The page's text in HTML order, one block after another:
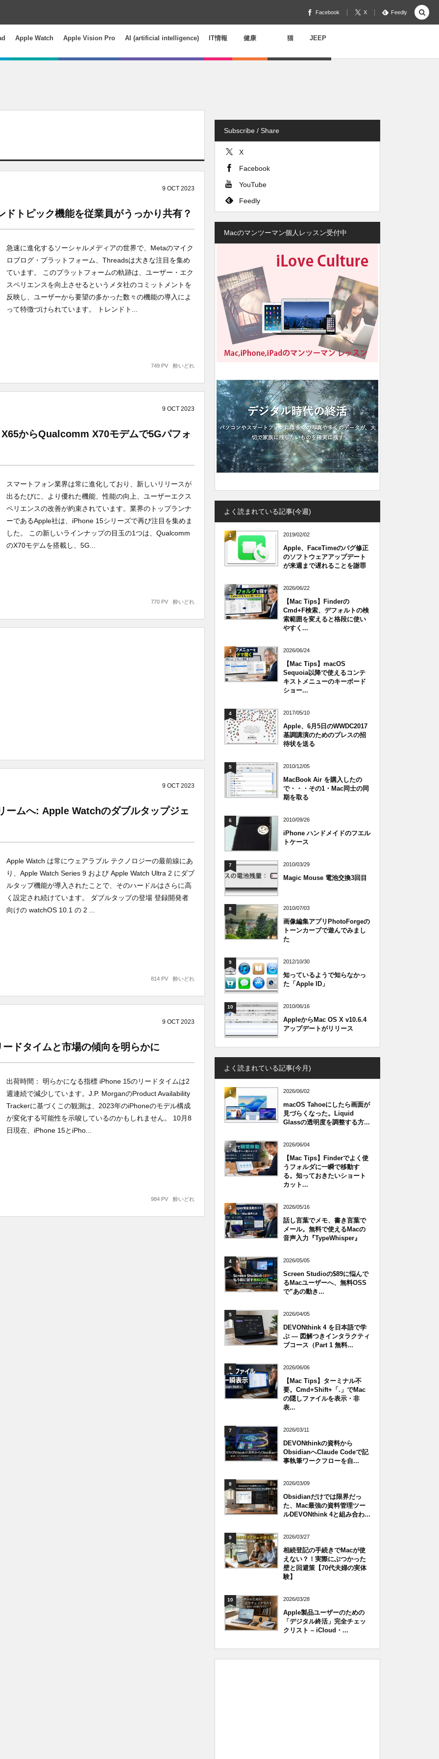
Facebook X Feedly
Apple Watch Apple Vision Pro AI (artificial intelligence) IT情報 健康 猫 JEEP
9 OCT 2023
トピック機能を従業員がうっかり共有？
急速に進化するソーシャルメディアの世界で、Metaのマイク
ロブログ・プラットフォーム、Threadsは大きな注目を集め
ています。 このプラットフォームの軌跡は、ユーザー・エク
スペリエンスを向上させるというメタ社のコミットメントを
反映し、ユーザーから要望の多かった数々の機能の導入によ
って特徴づけられています。 トレンドト...
酔いどれ
749 PV
9 OCT 2023
からQualcomm X70モデムで5Gパフォ
スマートフォン業界は常に進化しており、新しいリリースが
出るたびに、より優れた機能、性能の向上、ユーザーエクス
ペリエンスの改善が約束されています。業界のトップランナ
ーであるApple社は、iPhone 15シリーズで再び注目を集めま
した。 この新しいラインナップの目玉の1つは、Qualcomm
のX70モデムを搭載し、5G...
酔いどれ
770 PV
9 OCT 2023
ームへ: Apple Watchのダブルタップジェ
Apple Watch は常にウェアラブル テクノロジーの最前線にあ
り、Apple Watch Series 9 および Apple Watch Ultra 2 にダブ
ルタップ機能が導入されたことで、そのハードルはさらに高
く設定され続けています。 ダブルタップの登場 登録開発者
向けの watchOS 10.1 の 2 ...
酔いどれ
814 PV
9 OCT 2023
ドタイムと市場の傾向を明らかに
出荷時間： 明らかになる指標 iPhone 15のリードタイムは2
週連続で減少しています。J.P. MorganのProduct Availability
Trackerに基づくこの観測は、2023年のiPhoneのモデル構成
が変化する可能性を示唆しているのかもしれません。 10月8
日現在、iPhone 15とiPho...
酔いどれ
984 PV
Subscribe / Share
X
Facebook
YouTube
Feedly
Macのマンツーマン個人レッスン受付中
よく読まれている記事(今週)
1 2019/02/02
Apple、FaceTimeのバグ修正
のソフトウェアアップデート
が来週まで遅れることを謝罪
2 2026/06/22
【Mac Tips】Finderの
Cmd+F検索、デフォルトの検
索範囲を変えると格段に使い
やすく...
3 2026/06/24
【Mac Tips】macOS
Sequoia以降で使えるコンテ
キストメニューのキーボード
ショー...
4 2017/05/10
Apple、6月5日のWWDC2017
基調講演のためのプレスの招
待状を送る
5 2010/12/05
MacBook Air を購入したの
で・・・その1・Mac同士の同
期を取る
6 2010/09/26
iPhone ハンドメイドのフエル
トケース
7 2010/03/29
Magic Mouse 電池交換3回目
8 2010/07/03
画像編集アプリPhotoForgeの
トーンカーブで遊んでみまし
た
9 2012/10/30
知っているようで知らなかっ
た「Apple ID」
10 2010/06/16
AppleからMac OS X v10.6.4
アップデートがリリース
よく読まれている記事(今月)
1 2026/06/02
macOS Tahoeにしたら画面が
見づらくなった。Liquid
Glassの透明度を調整する方...
2 2026/06/04
【Mac Tips】Finderでよく使
うフォルダに一瞬で移動す
る。知っておきたいショート
カット...
3 2026/05/16
話し言葉でメモ、書き言葉で
メール。無料で使えるMacの
音声入力『TypeWhisper』
4 2026/05/05
Screen Studioの$89に悩んで
るMacユーザーへ、無料OSS
で”あの動き...
5 2026/04/05
DEVONthink 4 を日本語で学
ぶ — 図解つきインタラクティ
ブコース（Part 1 無料...
6 2026/06/06
【Mac Tips】ターミナル不
要。Cmd+Shift+「.」でMac
の隠しファイルを表示・非
表...
7 2026/03/11
DEVONthinkの資料から
ObsidianへClaude Codeで記
事執筆ワークフローを自...
8 2026/03/09
Obsidianだけでは限界だっ
た、Mac最強の資料管理ツー
ルDEVONthink 4と組み合わ...
9 2026/03/27
相続登記の手続きでMacが使
えない？！実際にぶつかった
壁と回避策【70代夫婦の実体
験】
10 2026/03/28
Apple製品ユーザーのための
「デジタル終活」完全チェッ
クリスト – iCloud・...